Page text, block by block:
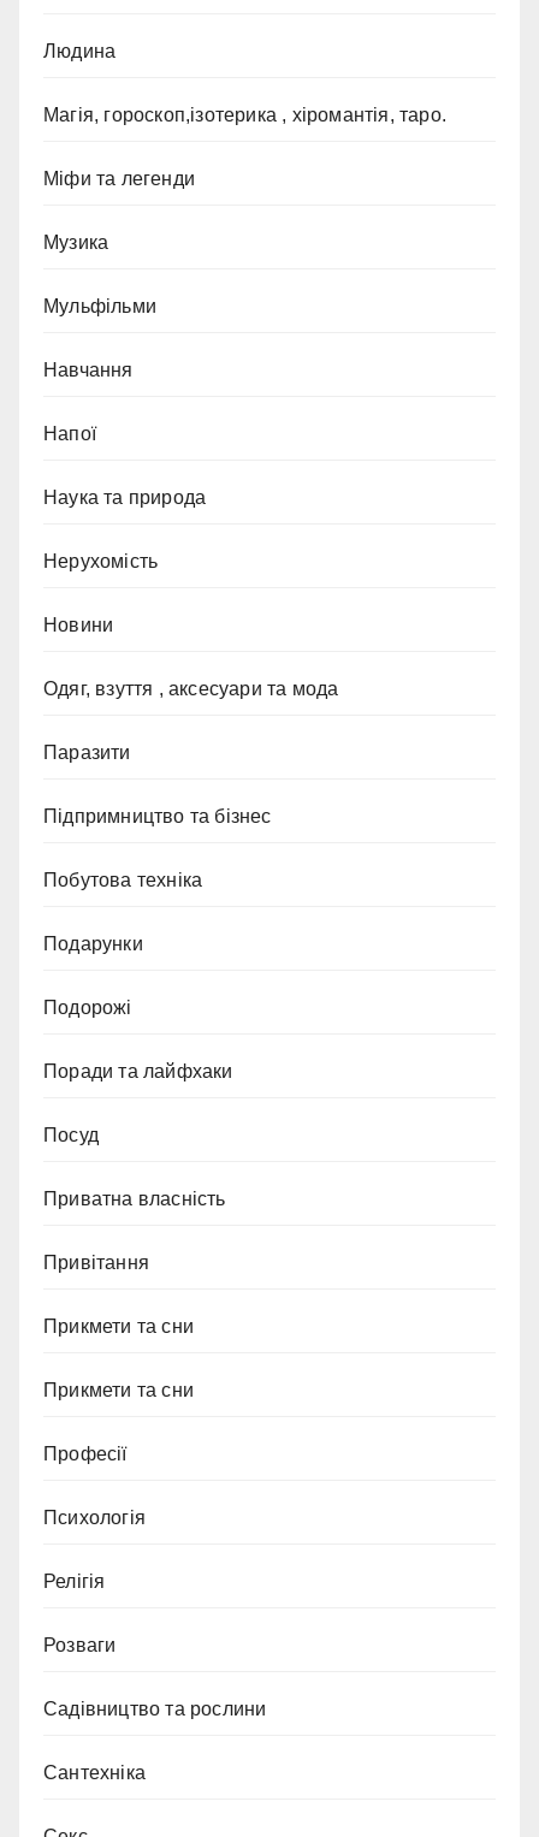
Людина
Магія, гороскоп,ізотерика , хіромантія, таро.
Міфи та легенди
Музика
Мульфільми
Навчання
Напої
Наука та природа
Нерухомість
Новини
Одяг, взуття , аксесуари та мода
Паразити
Підпримництво та бізнес
Побутова техніка
Подарунки
Подорожі
Поради та лайфхаки
Посуд
Приватна власність
Привітання
Прикмети та сни
Прикмети та сни
Професії
Психологія
Релігія
Розваги
Садівництво та рослини
Сантехніка